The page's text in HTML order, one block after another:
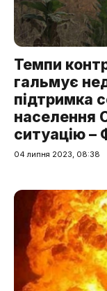
Темпи
гальмує
підтримка
населення
ситуацію –
04 липня 2023, 08:38